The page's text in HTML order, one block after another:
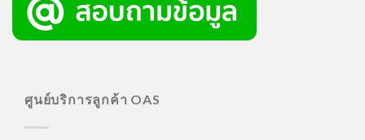
ศูนย์บริการลูกค้า OAS